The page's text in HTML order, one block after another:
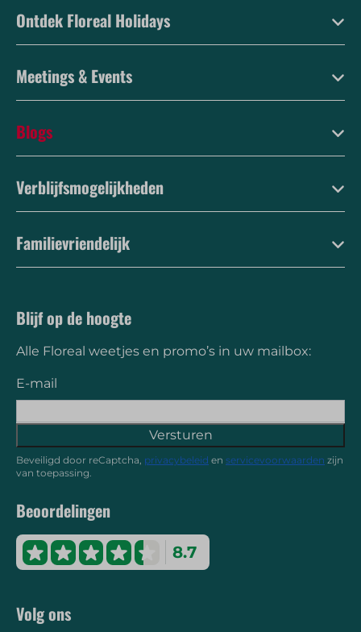
Ontdek Floreal Holidays
Meetings & Events
Blogs
Verblijfsmogelijkheden
Familievriendelijk
Blijf op de hoogte
Alle Floreal weetjes en promo’s in uw mailbox:
E-mail
Versturen
Beveiligd door reCaptcha, privacybeleid en servicevoorwaarden zijn
van toepassing.
Beoordelingen
8.7
Volg ons